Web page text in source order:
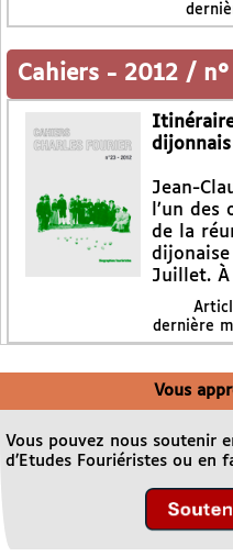
Cahiers - 2012 / n°
Jean-
l’un
de la
Juillet.
dernière
Vous
Vous pouvez nous soutenir
d’Etudes Fouriéristes ou en